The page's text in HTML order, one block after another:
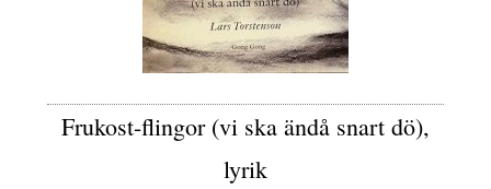
Frukost-flingor (vi ska ändå snart dö),
lyrik